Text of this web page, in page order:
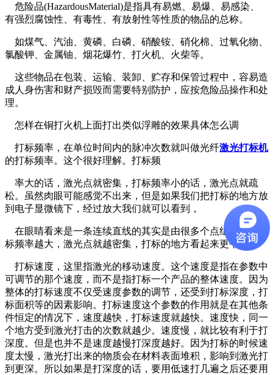
危险品(HazardousMaterial)是指具有易燃、易爆、易感染、
有强烈腐蚀性、有毒性、有放射性等性质的物品的总称。
如煤气、汽油、黄磷、白磷、硝酸铵、硝化棉、过氧化物、
氯酸钾、金属铀、烟花爆竹、打火机、火柴等。
这些物品在包装、运输、装卸、贮存和保管过程中，容易造
成人身伤害和财产损毁而需要特别防护，应按危险品操作和处
理。
怎样在铜打火机上面打出类似浮雕的效果具体怎么调
打标频率，在单位时间内的脉冲次数就叫做光纤激光打标机
的打标频率。这个很好理解。打标频
率大的话，激光点就密集，打标频率小的话，激光点就疏
松。虽然肉眼可能感觉不出来，但是如果我们把打标的地方放
到电子显微镜下，经过放大我们就可以看到，
在眼睛看来是一条连续直线的其实是由很多个点组成的。打
标频率越大，激光点就越密集，打标的地方看起来更平滑。
打标速度，这里指激光的移动速度。这个速度是指在参数中
可调节的那个速度，而不是指打标一个产品的整体速度。因为
整体的打标速度不仅受速度参数的调节，还受到打标深度，打
标面积等的因素影响。打标速度这个参数的作用就是在其他条
件恒定的情况下，速度越快，打标速度就越快。速度快，同一
个地方受到激光打击的次数就越少。速度慢，就比较有利于打
深度。但是也并不是速度越慢打深度越好。因为打标的时候速
度太慢，激光打出来的物质会在材料表面堆积，影响到激光打
到更深。所以如果是打深度的话，要用低速打几遍之后还要用